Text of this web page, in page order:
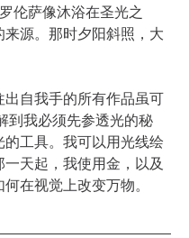
伦萨像沐浴在圣光之
源。那时夕阳斜照，大
自我手的所有作品虽可
到我必须先参透光的秘
工具。我可以用光线绘
天起，我使用金，以及
在视觉上改变万物。